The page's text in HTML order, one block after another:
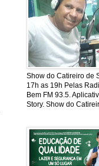
Show do Catireiro de
17h as 19h Pelas
Bem FM 93.5.
Story. Show do